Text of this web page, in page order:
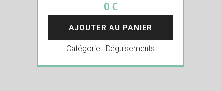
0 €
AJOUTER AU PANIER
Catégorie : Déguisements